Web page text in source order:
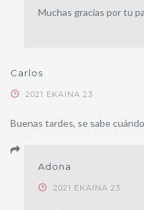
Muchas gracias por tu
Carlos
2021 EKAINA 23
Buenas tardes, se sabe
Adona
2021 EKAINA 23